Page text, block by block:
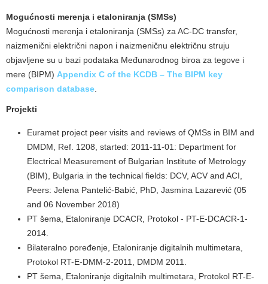
Mogućnosti merenja i etaloniranja (SMSs)
Mogućnosti merenja i etaloniranja (SMSs) za AC-DC transfer,
naizmenični električni napon i naizmeničnu električnu struju
objavljene su u bazi podataka Međunarodnog biroa za tegove i
mere (BIPM) Appendix C of the KCDB – The BIPM key
comparison database
Projekti
Euramet project peer visits and reviews of QMSs in BIM and
DMDM, Ref. 1208, started: 2011-11-01: Department for
Electrical Measurement of Bulgarian Institute of Metrology
(BIM), Bulgaria in the technical fields: DCV, ACV and ACI,
Peers: Jelena Pantelić-Babić, PhD, Jasmina Lazarević (05
and 06 November 2018)
PT šema, Etaloniranje DCACR, Protokol - PT-E-DCACR-1-
2014.
Bilateralno poređenje, Etaloniranje digitalnih multimetara,
Protokol RT-E-DMM-2-2011, DMDM 2011.
PT šema, Etaloniranje digitalnih multimetara, Protokol RT-E-